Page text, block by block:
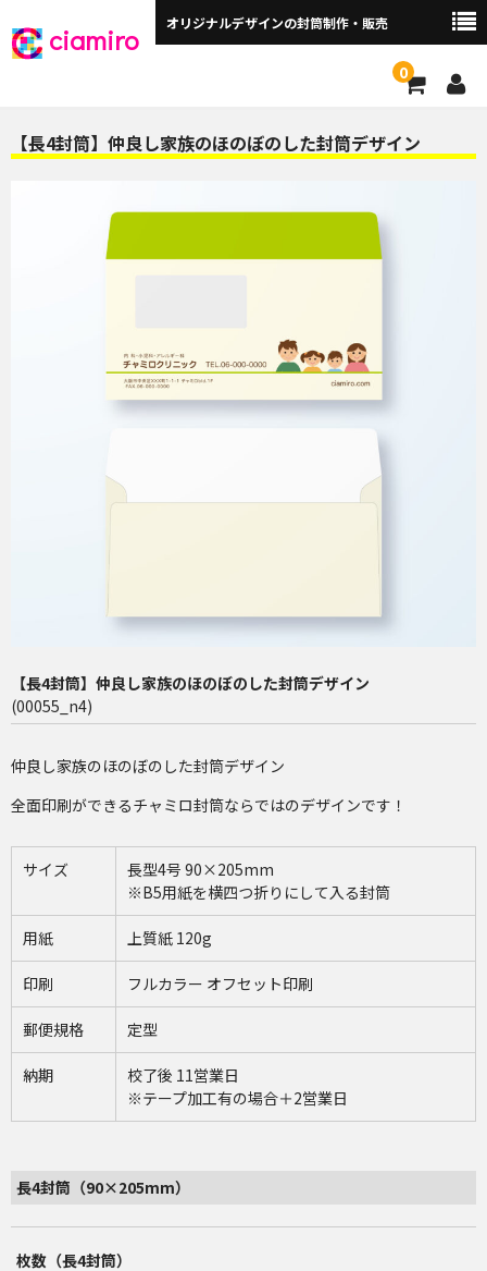
ciamiro オリジナルデザインの封筒制作・販売
0
封筒サイズから探す ▼
角2窓付（240×332mm）
洋長3封筒 （235×120mm）
洋長3窓付（235×120mm）
長4（90×205mm）
料金表
お問い合わせ
【長4封筒】仲良し家族のほのぼのした封筒デザイン
【長4封筒】仲良し家族のほのぼのした封筒デザイン
(00055_n4)
仲良し家族のほのぼのした封筒デザイン
全面印刷ができるチャミロ封筒ならではのデザインです！
サイズ
長型4号 90×205mm
※B5用紙を横四つ折りにして入る封筒
用紙 上質紙 120g
印刷 フルカラー オフセット印刷
郵便規格 定型
納期
校了後 11営業日
※テープ加工有の場合＋2営業日
長4封筒（90×205mm）
枚数（長4封筒）